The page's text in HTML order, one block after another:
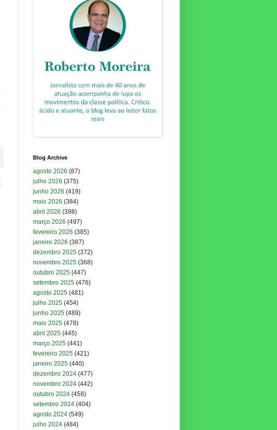
Blog Archive
agosto 2026 (87)
julho 2026 (375)
junho 2026 (419)
maio 2026 (384)
abril 2026 (398)
março 2026 (497)
fevereiro 2026 (385)
janeiro 2026 (387)
dezembro 2025 (372)
novembro 2025 (368)
outubro 2025 (447)
setembro 2025 (476)
agosto 2025 (481)
julho 2025 (454)
junho 2025 (489)
maio 2025 (478)
abril 2025 (445)
março 2025 (441)
fevereiro 2025 (421)
janeiro 2025 (440)
dezembro 2024 (477)
novembro 2024 (442)
outubro 2024 (458)
setembro 2024 (404)
agosto 2024 (549)
julho 2024 (484)